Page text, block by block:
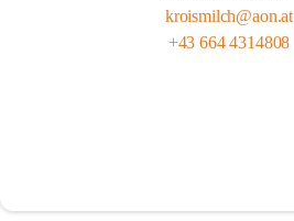
kroismilch@aon.at
+43 664 4314808